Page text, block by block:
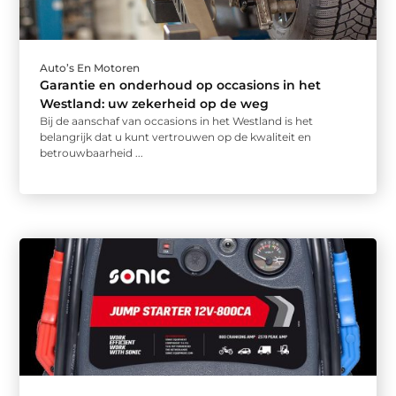
Auto’s En Motoren
Garantie en onderhoud op occasions in het
Westland: uw zekerheid op de weg
Bij de aanschaf van occasions in het Westland is het
belangrijk dat u kunt vertrouwen op de kwaliteit en
betrouwbaarheid ...